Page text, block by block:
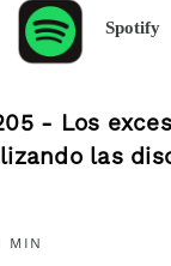
Spotify
- Los
las
MIN